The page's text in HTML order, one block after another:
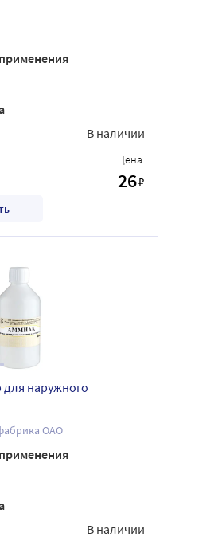
В наличии
Цена:
26₽
наружного
ОАО
В наличии